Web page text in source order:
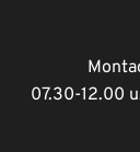
07.30-12.00